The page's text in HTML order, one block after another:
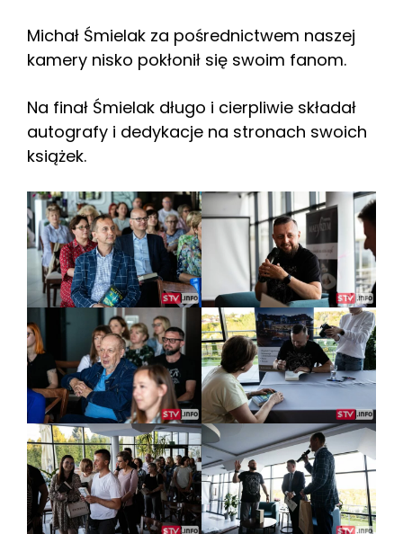
Michał Śmielak za pośrednictwem naszej
kamery nisko pokłonił się swoim fanom.
Na finał Śmielak długo i cierpliwie składał
autografy i dedykacje na stronach swoich
książek.